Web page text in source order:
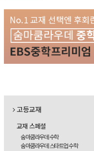
고등교재
교재 스페셜
숨마쿰라우데 수학
숨마쿰라우데 스타트업 수학